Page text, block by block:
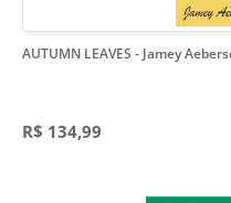
AUTUMN LEAVES - Jamey
R$ 134,99